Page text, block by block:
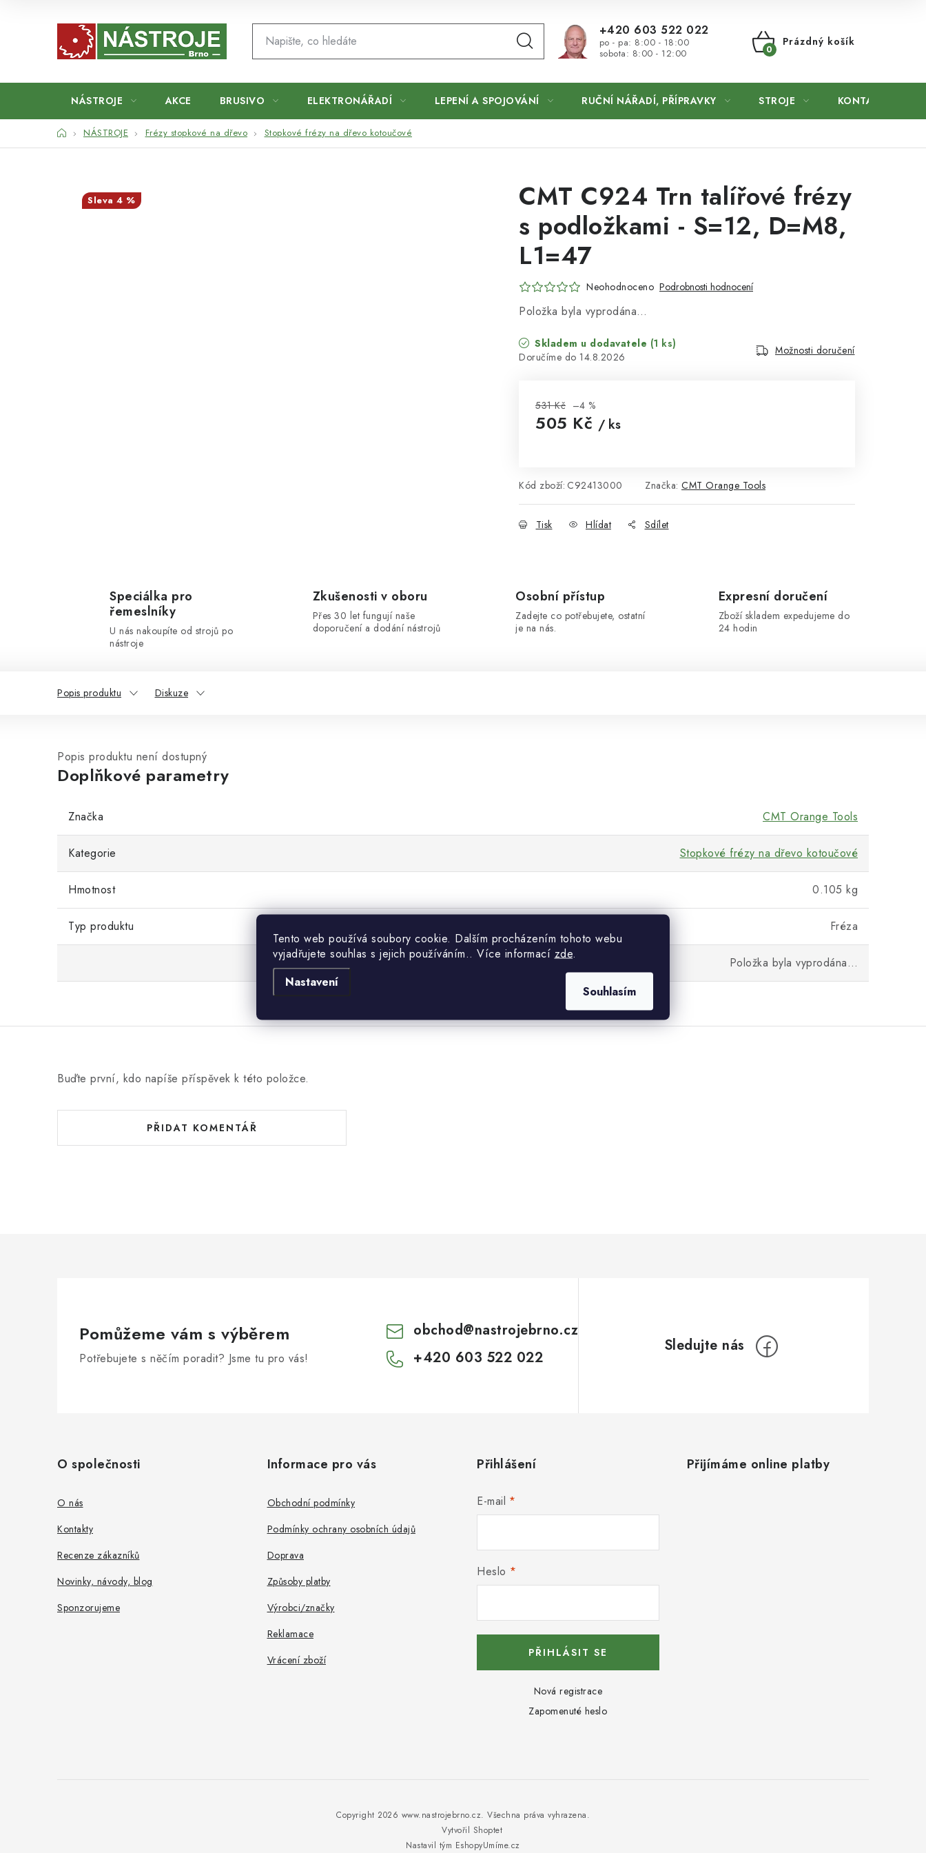
Tento web používá soubory cookie. Dalším procházením tohoto webu
vyjadřujete souhlas s jejich používáním.. Více informací zde.
Nastavení
Souhlasím
+420 603 522 022
po - pa: 8:00 - 18:00
sobota: 8:00 - 12:00
NÁKUPNÍ
Prázdný košík
NÁSTROJE AKCE BRUSIVO ELEKTRONÁŘADÍ LEPENÍ A SPOJOVÁNÍ RUČNÍ NÁŘADÍ, PŘÍPRAVKY STROJE KONTAKTY
DomůNÁSTROJE Frézy stopkové na dřevo Stopkové frézy na dřevo kotoučové
CMT C924 Trn talířové frézy
s podložkami - S=12, D=M8,
L1=47
Neohodnoceno Podrobnosti hodnocení
Položka byla vyprodána…
Skladem u dodavatele (1 ks)
14.8.2026
Možnosti doručení
531 Kč –4 %
505 Kč / ks
Kód zboží: C92413000 Značka: CMT Orange Tools
Tisk Hlídat Sdílet
4 %
Speciálka pro
řemeslníky
U nás nakoupíte od strojů po
nástroje
Zkušenosti v oboru
Přes 30 let fungují naše
doporučení a dodání nástrojů
Osobní přístup
Zadejte co potřebujete, ostatní
je na nás.
Expresní doručení
Zboží skladem expedujeme do
24 hodin
Popis produktu Diskuze
Popis produktu není dostupný
Doplňkové parametry
Značka CMT Orange Tools
Kategorie Stopkové frézy na dřevo kotoučové
Hmotnost 0.105 kg
Typ produktu Fréza
Položka byla vyprodána…
Buďte první, kdo napíše příspěvek k této položce.
PŘIDAT KOMENTÁŘ
Pomůžeme vám s výběrem
Potřebujete s něčím poradit? Jsme tu pro vás!
obchod@nastrojebrno.cz
+420 603 522 022
O společnosti
O nás
Kontakty
Recenze zákazníků
Novinky, návody, blog
Sponzorujeme
Informace pro vás
Obchodní podmínky
Podmínky ochrany osobních údajů
Doprava
Způsoby platby
Výrobci/značky
Reklamace
Vrácení zboží
Přihlášení
E-mail
Heslo
PŘIHLÁSIT SE
Nová registrace
Zapomenuté heslo
Přijímáme online platby
Vytvořil Shoptet
Nastavil tým EshopyUmíme.cz
Copyright 2026 www.nastrojebrno.cz. Všechna práva vyhrazena.